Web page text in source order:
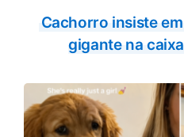
Cachorro insiste
gigante na